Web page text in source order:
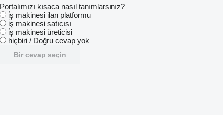
Portalımızı kısaca nasıl tanımlarsınız?
i̇ş makinesi ilan platformu
i̇ş makinesi satıcısı
i̇ş makinesi üreticisi
hiçbiri / Doğru cevap yok
Bir cevap seçin